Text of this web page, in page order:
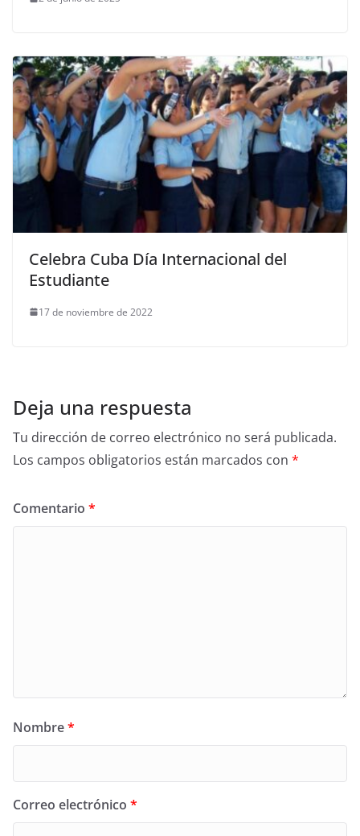
Celebra Cuba Día Internacional del
Estudiante
17 de noviembre de 2022
Deja una respuesta
Tu dirección de correo electrónico no será publicada.
Los campos obligatorios están marcados con *
Comentario *
Nombre*
Correo electrónico *